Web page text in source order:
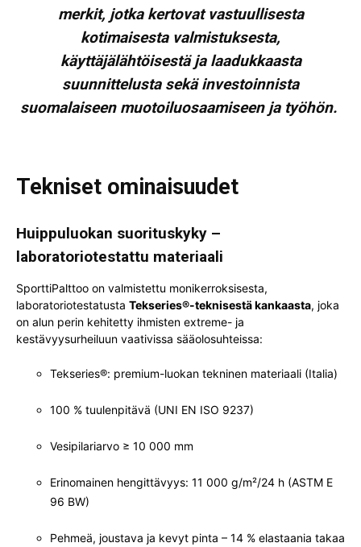
merkit, jotka kertovat vastuullisesta
kotimaisesta valmistuksesta,
käyttäjälähtöisestä ja laadukkaasta
suunnittelusta sekä investoinnista
suomalaiseen muotoiluosaamiseen ja työhön.
Tekniset ominaisuudet
Huippuluokan suorituskyky –
laboratoriotestattu materiaali
SporttiPalttoo on valmistettu monikerroksisesta,
laboratoriotestatusta Tekseries®-teknisestä kankaasta, joka
on alun perin kehitetty ihmisten extreme- ja
kestävyysurheiluun vaativissa sääolosuhteissa:
Tekseries®: premium-luokan tekninen materiaali (Italia)
100 % tuulenpitävä (UNI EN ISO 9237)
Vesipilariarvo ≥ 10 000 mm
Erinomainen hengittävyys: 11 000 g/m²/24 h (ASTM E
96 BW)
Pehmeä, joustava ja kevyt pinta – 14 % elastaania takaa